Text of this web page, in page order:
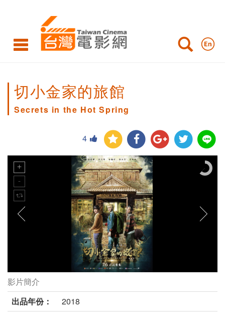
切小金家的旅館
Secrets in the Hot Spring
4
切小金家的旅館劇照
影片簡介
出品年份：
2018